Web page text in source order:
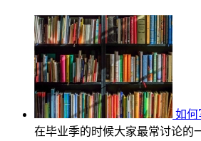
如何
在毕业季的时候大家最常讨论的